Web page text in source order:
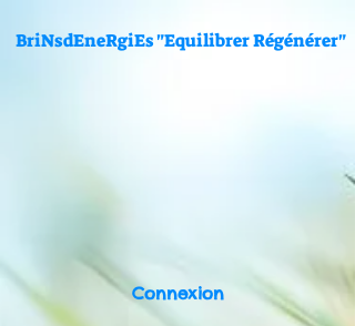
BriNsdEneRgiEs "Equilibrer Régénérer"
Connexion